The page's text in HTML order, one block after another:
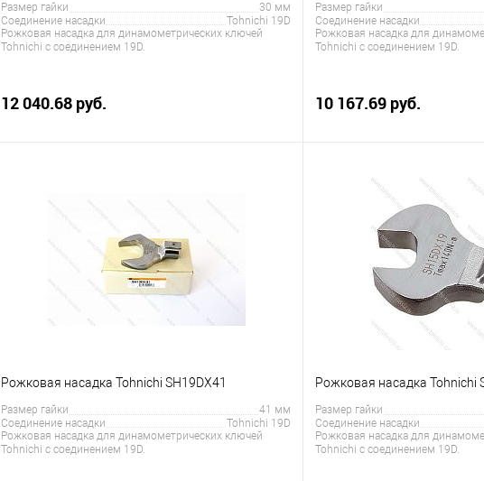
Размер гайки
30 мм
Соединение насадки
Tohnichi 19D
Рожковая насадка для динамометрических ключей
Tohnichi с соединением 19D.
12 040.68 руб.
Под заказ
Размер гайки
Соединение насадки
Рожковая насадка для
Tohnichi с соединением 19D.
10 167.69 руб.
Купить в 1 клик
В избранное
Рожковая насадка Tohnichi SH19DX41
Размер гайки
41 мм
Соединение насадки
Tohnichi 19D
Рожковая насадка для динамометрических ключей
Tohnichi с соединением 19D.
Рожковая насадка Tohnichi
Размер гайки
Соединение насадки
Рожковая насадка для
Tohnichi с соединением 19D.